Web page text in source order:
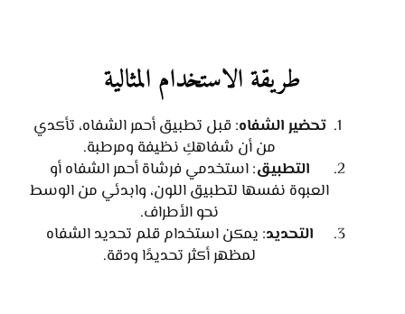
طريقة الاستخدام المثالية
تحضير الشفاه: قبل تطبيق أحمر الشفاه، تأكدي
من أن شفاهكِ نظيفة ومرطبة.
التطبيق: استخدمي فرشاة أحمر الشفاه أو
العبوة نفسها لتطبيق اللون، وابدئي من الوسط
نحو الأطراف.
التحديد: يمكن استخدام قلم تحديد الشفاه
لمظهر أكثر تحديدًا ودقة.